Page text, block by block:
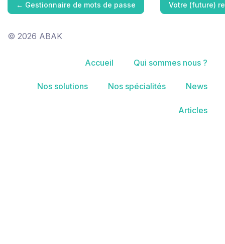
← Gestionnaire de mots de passe Votre (future)
© 2026 ABAK
Accueil Qui sommes nous ?
Nos solutions Nos spécialités News
Articles